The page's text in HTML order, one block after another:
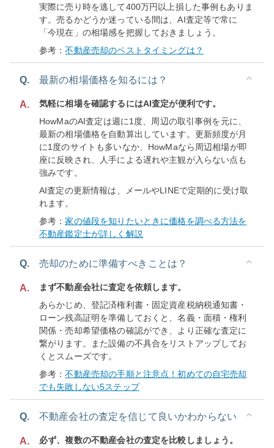
実際に売り時を逃して400万円以上損した事例もありま
す。売るかどうか迷っている間は、AI査定等で常に
「今現在」の相場感を把握しておきましょう。
参考：不動産売却のベストタイミングは？
Q. 最新の相場価格を知るには？
A.
気軽に相場を確認するにはAI査定が便利です。
HowMaのAI査定は週に1度、周辺の取引事例を元に、
最新の相場価格を自動算出しています。更新頻度が月
に1度のサイトも多いなか、HowMaなら周辺相場が即
座に反映され、人手による遅れや主観が入らない点も
強みです。
AI査定の更新情報は、メールやLINEで定期的に受け取
れます。
参考：家の値段を知りたいときに価格を調べる方法を
不動産鑑定士が詳しく解説
Q. 売却のために準備すべきことは？
A.
まず不動産会社に査定を依頼します。
あらかじめ、登記済権利書・固定資産税納税通知書・
ローン残高証明を準備しておくと、名義・面積・権利
関係・売却希望価格の確認ができ、より正確な査定に
繋がります。また設備の不具合をリストアップしてお
くとスムーズです。
参考：不動産売却の手順と注意点！初めての自宅売却
でも失敗しない5ステップ
Q. 不動産会社の査定を信じて良いかわからない
A.
必ず、複数の不動産会社の査定を比較しましょう。